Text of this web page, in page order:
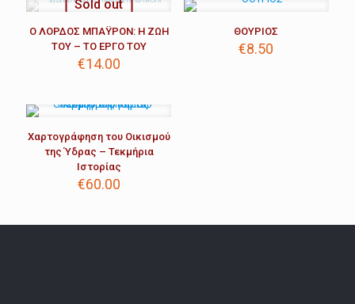
Sold out
Ο ΛΟΡΔΟΣ ΜΠΑΫΡΟΝ: Η ΖΩΗ
ΤΟΥ – ΤΟ ΕΡΓΟ ΤΟΥ
€14.00
ΘΟΥΡΙΟΣ
€8.50
Χαρτογράφηση του Οικισμού
της Ύδρας – Τεκμήρια
Ιστορίας
€60.00